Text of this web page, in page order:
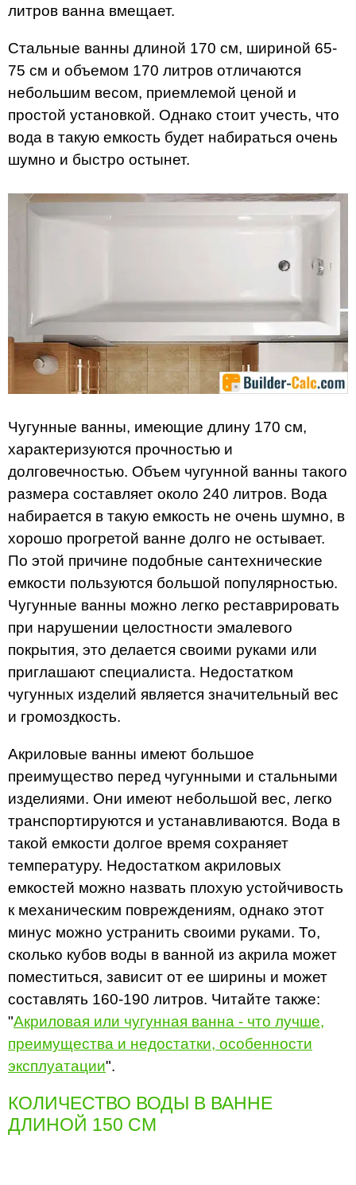
литров ванна вмещает.
Стальные ванны длиной 170 см, шириной 65-
75 см и объемом 170 литров отличаются
небольшим весом, приемлемой ценой и
простой установкой. Однако стоит учесть, что
вода в такую емкость будет набираться очень
шумно и быстро остынет.
Чугунные ванны, имеющие длину 170 см,
характеризуются прочностью и
долговечностью. Объем чугунной ванны такого
размера составляет около 240 литров. Вода
набирается в такую емкость не очень шумно, в
хорошо прогретой ванне долго не остывает.
По этой причине подобные сантехнические
емкости пользуются большой популярностью.
Чугунные ванны можно легко реставрировать
при нарушении целостности эмалевого
покрытия, это делается своими руками или
приглашают специалиста. Недостатком
чугунных изделий является значительный вес
и громоздкость.
Акриловые ванны имеют большое
преимущество перед чугунными и стальными
изделиями. Они имеют небольшой вес, легко
транспортируются и устанавливаются. Вода в
такой емкости долгое время сохраняет
температуру. Недостатком акриловых
емкостей можно назвать плохую устойчивость
к механическим повреждениям, однако этот
минус можно устранить своими руками. То,
сколько кубов воды в ванной из акрила может
поместиться, зависит от ее ширины и может
составлять 160-190 литров. Читайте также:
"Акриловая или чугунная ванна - что лучше,
преимущества и недостатки, особенности
эксплуатации".
КОЛИЧЕСТВО ВОДЫ В ВАННЕ
ДЛИНОЙ 150 СМ